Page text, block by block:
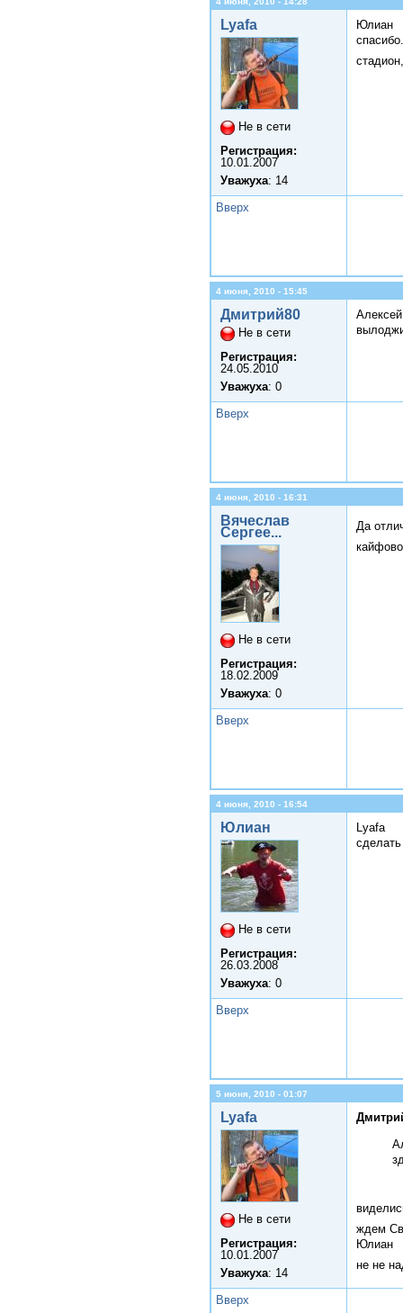
Lyafa
Не в сети
Регистрация:
10.01.2007
Уважуха: 14
Юлиан
Вверх
4 июня, 2010 - 15:45
Дмитрий80
Не в сети
Регистрация:
24.05.2010
Уважуха: 0
Вверх
4 июня, 2010 - 16:31
Вячеслав
Сергее...
Не в сети
Регистрация:
18.02.2009
Уважуха: 0
Да
Вверх
4 июня, 2010 - 16:54
Юлиан
Не в сети
Регистрация:
26.03.2008
Уважуха: 0
Lyafa
Вверх
5 июня, 2010 - 01:07
Lyafa
Не в сети
Регистрация:
10.01.2007
Уважуха: 14
ждем
Юлиан
не не
Вверх